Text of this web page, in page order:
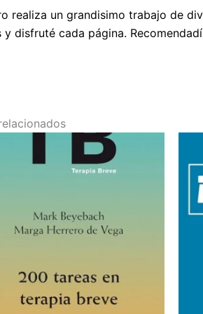
realiza un grandisimo trabajo de
y disfruté cada página.